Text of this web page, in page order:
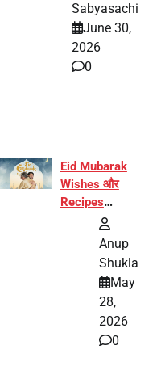
Sabyasachi
June 30,
2026
0
Eid Mubarak
Wishes और
Recipes
इंटरनेट पर हुईं
Anup
Shukla
May
28,
2026
0